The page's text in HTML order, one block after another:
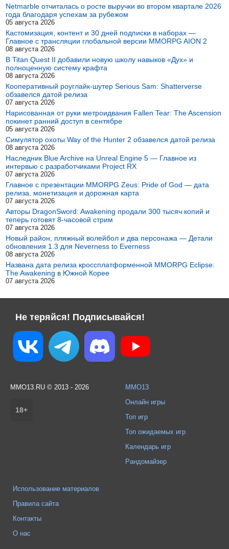
Netmarble отчиталась о росте выручки во втором квартале 2026
года благодаря успехам за рубежом
05 августа 2026
Кастомизация, контент и 30 дней подписки в наборах —
Главное с трансляции глобальной версии MMORPG AION 2
08 августа 2026
В Titan Quest II добавили новую школу навыков «Дух» и
полноценную систему крафта
08 августа 2026
Кооперативный роуглайк-шутер Serious Sam: Shatterverse
обзавелся датой релиза
07 августа 2026
Нарисованная от руки метроидвания Fallen Tear: The Ascension
покинет ранний доступ в сентябре
05 августа 2026
Симулятор охоты Way of the Hunter 2 обзавелся датой релиза
08 августа 2026
Наследник Blue Archive на Unreal Engine 5 — Главное из
интервью с разработчиками Project RX
07 августа 2026
Главное с презентации MMORPG Zeus: Pride of God — дата
релиза, монетизация и дорожная карта
07 августа 2026
Авторы DragonSword: Awakening продали 300 тысяч копий и
теперь готовят 8-часовой стрим
07 августа 2026
Новый район, пляжный волейбол и два персонажа — Детали
обновления 1.3 для Neverness to Everness
08 августа 2026
Названа дата релиза кроссплатформенной MMORPG Eclipse:
The Awakening в Южной Корее
07 августа 2026
Не теряйся! Подписывайся!
MMO13.RU © 2013 - 2026
18+
MMO13
Онлайн игры
Топ игр
Топ ожидаемых игр
Календарь игр
Рандомайзер
Использование материалов
Правила сайта
Контакты
О нас